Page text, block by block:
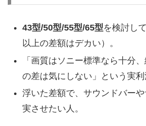
43型/50型/55型/65型を検討し
以上の差額はデカい）。
「画質はソニー標準なら十分
の差は気にしない」という実利
浮いた差額で、サウンドバー
実させたい人。